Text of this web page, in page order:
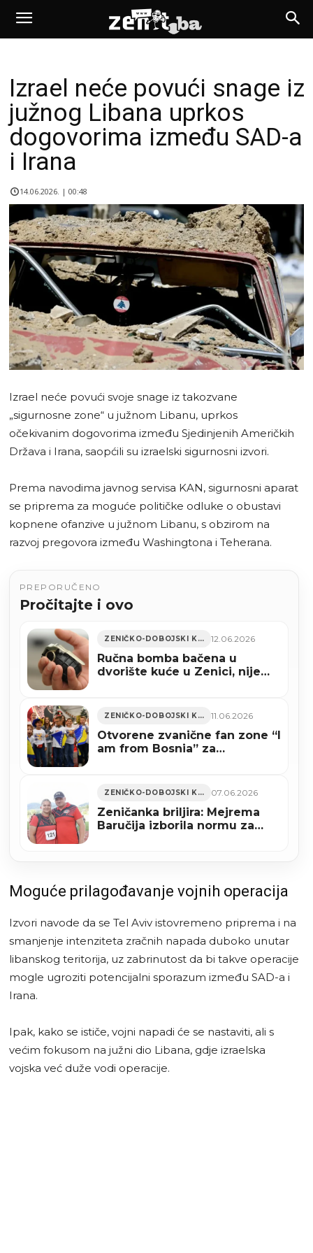
Izrael neće povući snage iz
južnog Libana uprkos
dogovorima između SAD-a
i Irana
14.06.2026. | 00:48
Izrael neće povući svoje snage iz takozvane
„sigurnosne zone“ u južnom Libanu, uprkos
očekivanim dogovorima između Sjedinjenih Američkih
Država i Irana, saopćili su izraelski sigurnosni izvori.
Prema navodima javnog servisa KAN, sigurnosni aparat
se priprema za moguće političke odluke o obustavi
kopnene ofanzive u južnom Libanu, s obzirom na
razvoj pregovora između Washingtona i Teherana.
PREPORUČENO
Pročitajte i ovo
ZENIČKO-DOBOJSKI KANTON 12.06.2026
Ručna bomba bačena u
dvorište kuće u Zenici, nije
ZENIČKO-DOBOJSKI KANTON 11.06.2026
Otvorene zvanične fan zone “I
am from Bosnia” za
ZENIČKO-DOBOJSKI KANTON 07.06.2026
Zeničanka briljira: Mejrema
Baručija izborila normu za
Moguće prilagođavanje vojnih operacija
Izvori navode da se Tel Aviv istovremeno priprema i na
smanjenje intenziteta zračnih napada duboko unutar
libanskog teritorija, uz zabrinutost da bi takve operacije
mogle ugroziti potencijalni sporazum između SAD-a i
Irana.
Ipak, kako se ističe, vojni napadi će se nastaviti, ali s
većim fokusom na južni dio Libana, gdje izraelska
vojska već duže vodi operacije.